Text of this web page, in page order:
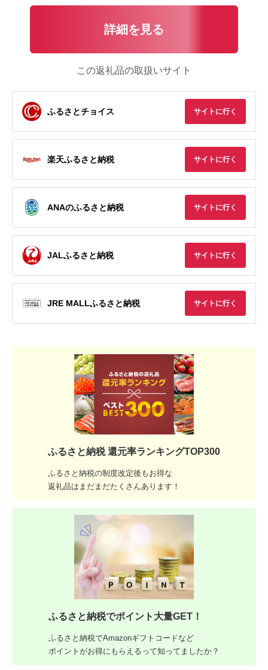
詳細を見る
この返礼品の取扱いサイト
ふるさとチョイス サイトに行く
楽天ふるさと納税 サイトに行く
ANAのふるさと納税 サイトに行く
JALふるさと納税 サイトに行く
JRE MALLふるさと納税 サイトに行く
ふるさと納税 還元率ランキングTOP300
ふるさと納税の制度改定後もお得な
返礼品はまだまだたくさんあります！
ふるさと納税でポイント大量GET！
ふるさと納税でAmazonギフトコードなど
ポイントがお得にもらえるって知ってましたか？